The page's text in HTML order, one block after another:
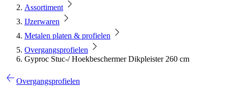
Assortiment
IJzerwaren
Metalen platen & profielen
Overgangsprofielen
Gyproc Stuc-/ Hoekbeschermer Dikpleister 260 cm
Overgangsprofielen